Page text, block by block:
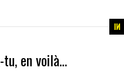
tu, en voilà…